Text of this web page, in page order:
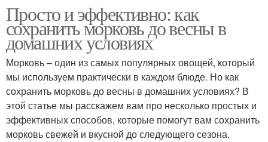
Просто и эффективно: как
сохранить морковь до весны в
домашних условиях
Морковь – один из самых популярных овощей, который
мы используем практически в каждом блюде. Но как
сохранить морковь до весны в домашних условиях? В
этой статье мы расскажем вам про несколько простых и
эффективных способов, которые помогут вам сохранить
морковь свежей и вкусной до следующего сезона.